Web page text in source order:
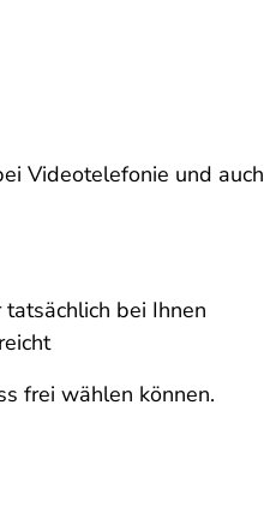
Videotelefonie und auch
bei Ihnen
frei wählen können.